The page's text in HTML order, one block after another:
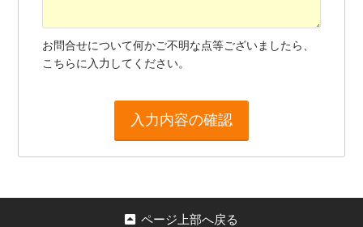
お問合せについて何かご不明な点等ございましたら、
こちらに入力してください。
ページ上部へ戻る